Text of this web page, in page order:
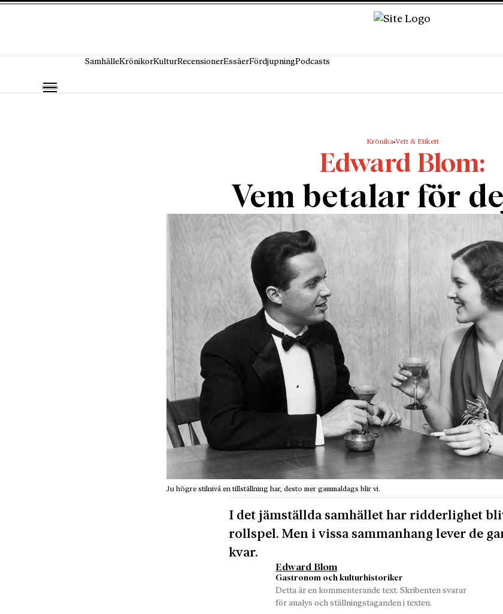
SamhälleKrönikorKulturRecensionerEssäerFördjupningPodcasts
Krönika Vett & Etikett
Edward Blom
Vem betalar för
Ju högre stilnivå en tillställning har, desto mer gammaldags blir vi.
I det jämställda samhället har ridderlighet
rollspel. Men i vissa sammanhang lever de
kvar.
Edward Blom
Gastronom och kulturhistoriker
Detta är en kommenterande text. Skribenten svarar
för analys och ställningstaganden i texten.